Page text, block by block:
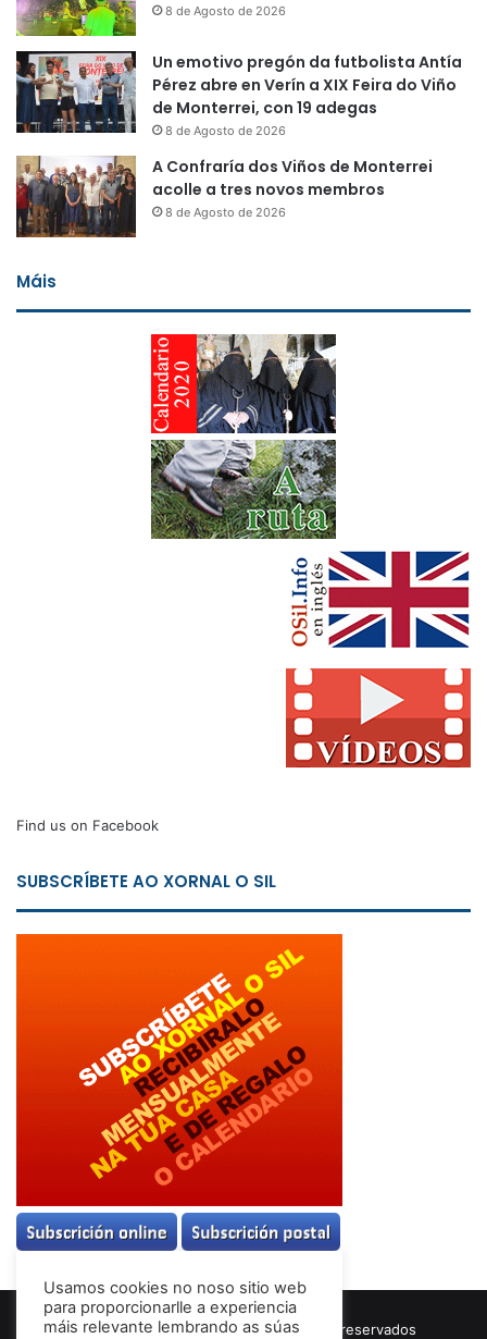
8 de Agosto de 2026
Un emotivo pregón da futbolista Antía
Pérez abre en Verín a XIX Feira do Viño
de Monterrei, con 19 adegas
8 de Agosto de 2026
A Confraría dos Viños de Monterrei
acolle a tres novos membros
8 de Agosto de 2026
Máis
Find us on Facebook
SUBSCRÍBETE AO XORNAL O SIL
© Copyright 2026, Todos los derechos reservados
Usamos cookies no noso sitio web
para proporcionarlle a experiencia
máis relevante lembrando as súas